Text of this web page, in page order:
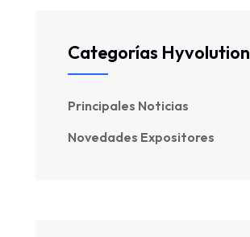
Categorías Hyvolution
Principales Noticias
Novedades Expositores